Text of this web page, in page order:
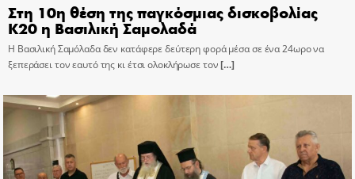
Στη 10η θέση της παγκόσμιας δισκοβολίας
Κ20 η Βασιλική Σαμολαδά
Η Βασιλική Σαμόλαδα δεν κατάφερε δεύτερη φορά μέσα σε ένα 24ωρο να
ξεπεράσει τον εαυτό της κι έτσι ολοκλήρωσε τον[…]